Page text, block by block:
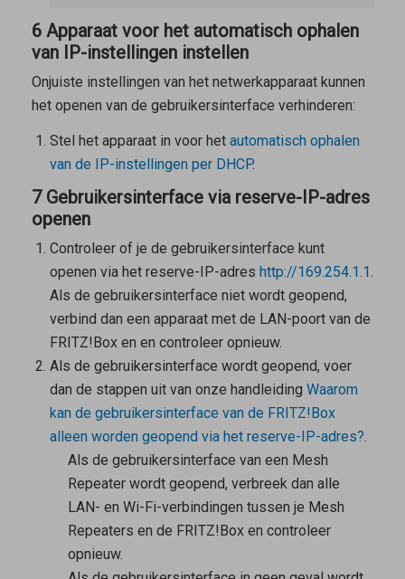
6 Apparaat voor het automatisch ophalen
van IP-instellingen instellen
Onjuiste instellingen van het netwerkapparaat kunnen
het openen van de gebruikersinterface verhinderen:
Stel het apparaat in voor het automatisch ophalen
van de IP-instellingen per DHCP.
7 Gebruikersinterface via reserve-IP-adres
openen
Controleer of je de gebruikersinterface kunt
openen via het reserve-IP-adres http://169.254.1.1.
Als de gebruikersinterface niet wordt geopend,
verbind dan een apparaat met de LAN-poort van de
FRITZ!Box en en controleer opnieuw.
Als de gebruikersinterface wordt geopend, voer
dan de stappen uit van onze handleiding Waarom
kan de gebruikersinterface van de FRITZ!Box
alleen worden geopend via het reserve-IP-adres?.
Als de gebruikersinterface van een Mesh
Repeaterwordt geopend, verbreek dan alle
LAN- en Wi-Fi-verbindingen tussen je Mesh
Repeaters en de FRITZ!Box en controleer
opnieuw.